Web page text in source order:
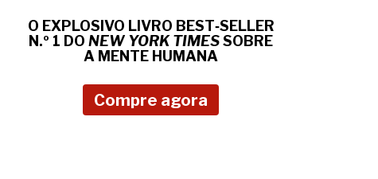
O EXPLOSIVO LIVRO BEST‑SELLER
N.º 1 DO NEW YORK TIMESSOBRE
A MENTE HUMANA
Compre agora